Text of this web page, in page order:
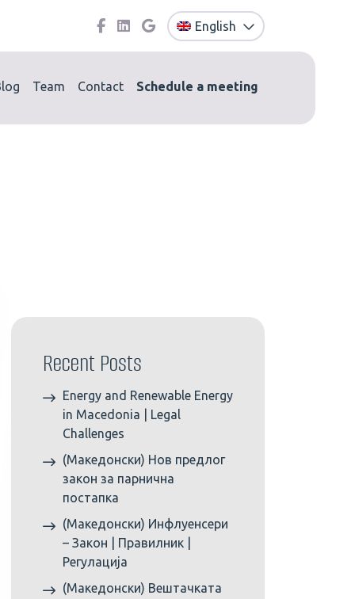
English
Team Contact Schedule a meeting
Recent Posts
Energy and Renewable Energy
in Macedonia | Legal
Challenges
(Македонски) Нов предлог
закон за парнична
постапка
(Македонски) Инфлуенсери
– Закон | Правилник |
Регулација
(Македонски) Вештачката